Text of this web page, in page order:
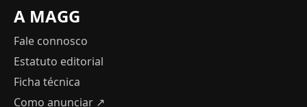
A MAGG
Fale connosco
Estatuto editorial
Ficha técnica
Como anunciar ↗